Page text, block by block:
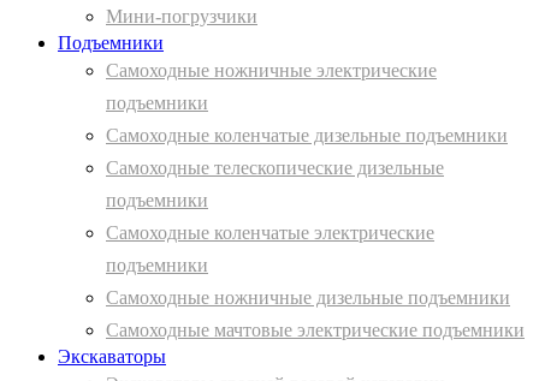
Мини-погрузчики
Подъемники
Самоходные ножничные электрические
подъемники
Самоходные коленчатые дизельные подъемники
Самоходные телескопические дизельные
подъемники
Самоходные коленчатые электрические
подъемники
Самоходные ножничные дизельные подъемники
Самоходные мачтовые электрические подъемники
Экскаваторы